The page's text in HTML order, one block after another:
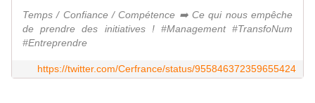
Temps / Confiance / Compétence ➡️ Ce qui nous empêche
de prendre des initiatives ! #Management #TransfoNum
#Entreprendre
https://twitter.com/Cerfrance/status/955846372359655424